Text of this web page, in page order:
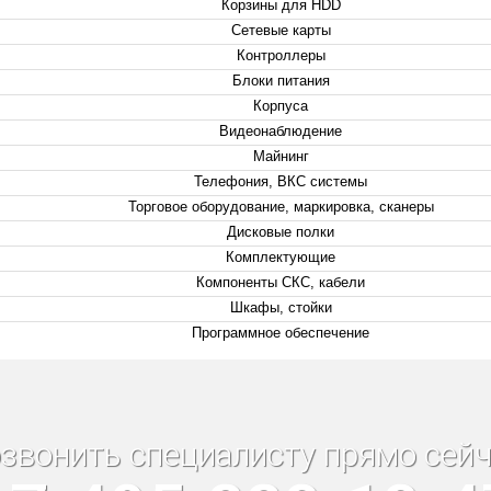
Корзины для HDD
Сетевые карты
Контроллеры
Блоки питания
Корпуса
Видеонаблюдение
Майнинг
Телефония, ВКС системы
Торговое оборудование, маркировка, сканеры
Дисковые полки
Комплектующие
Компоненты СКС, кабели
Шкафы, стойки
Программное обеспечение
специалисту прямо